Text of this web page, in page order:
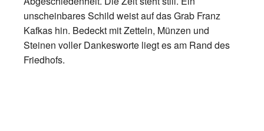
unscheinbares Schild weist auf das Grab Franz
Kafkas hin. Bedeckt mit Zetteln, Münzen und
Steinen voller Dankesworte liegt es am Rand des
Friedhofs.